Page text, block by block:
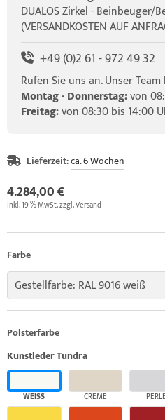
DUALOS Zirkel - Beinbeuger/
(VERSANDKOSTEN AUF
+49 (0)2 61 - 972 49 32
Rufen Sie uns an. Unser
Montag - Donnerstag:von
Freitag:von 08:30 bis 14:00
Lieferzeit:ca. 6 Wochen
4.284,00 €
inkl. 19 % MwSt. zzgl.Versand
Farbe
Gestellfarbe: RAL 9016 weiß
Polsterfarbe
Kunstleder Tundra
WEISS CREME PERLE